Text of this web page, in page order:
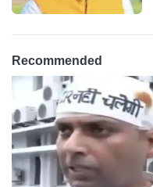
Recommended